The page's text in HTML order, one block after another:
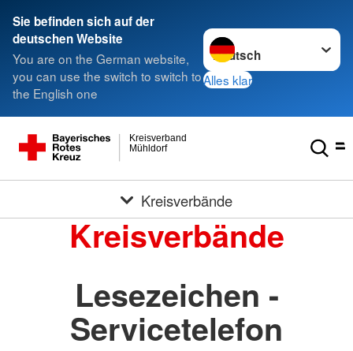
Sie befinden sich auf der
deutschen Website
You are on the German website,
you can use the switch to switch to
the English one
Sprache wechseln zu
Alles klar
Mühldorf
Kreisverband
Kreisverbände
Kreisverbände
Lesezeichen -
Servicetelefon